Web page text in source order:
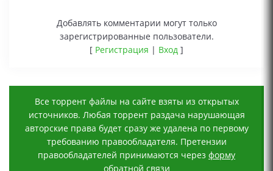
Добавлять комментарии могут только
зарегистрированные пользователи.
[ Регистрация | Вход ]
Все торрент файлы на сайте взяты из открытых
источников. Любая торрент раздача нарушающая
авторские права будет сразу же удалена по первому
требованию правообладателя. Претензии
правообладателей принимаются через форму
обратной связи